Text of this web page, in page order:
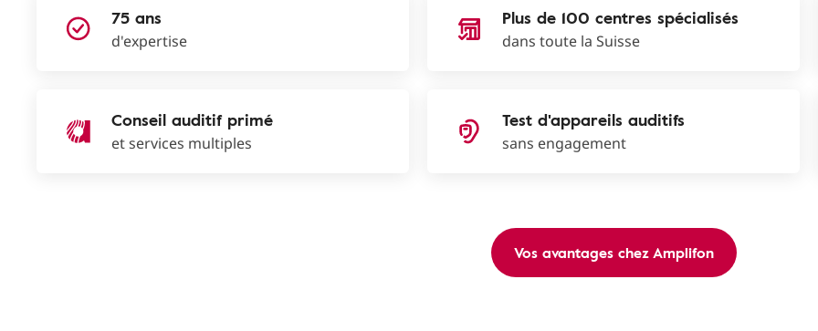
75 ans
d'expertise
Plus de 100 centres spécialisés
dans toute la Suisse
Conseil auditif primé
et services multiples
Test d'appareils auditifs
sans engagement
Vos avantages chez Amplifon